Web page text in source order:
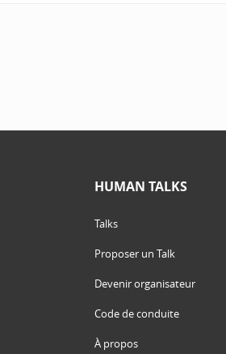
HUMAN TALKS
Talks
Proposer un Talk
Devenir organisateur
Code de conduite
À propos